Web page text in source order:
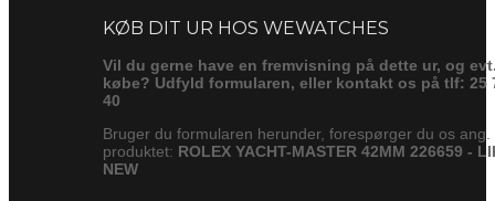
KØB DIT UR HOS WEWATCHES
Vil du gerne have en fremvisning på dette ur, og
købe? Udfyld formularen, eller kontakt os på tlf: 25
40
Bruger du formularen herunder, forespørger du os ang.
produktet: ROLEX YACHT-MASTER 42MM 226659 -
NEW